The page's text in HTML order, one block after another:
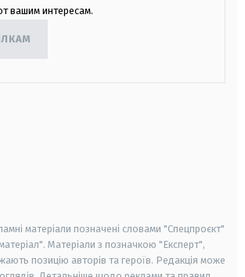
вашим интересам.
матеріали позначені словами "Спецпроєкт"
Матеріали з позначкою "Експерт",
позицію авторів та героїв. Редакція може